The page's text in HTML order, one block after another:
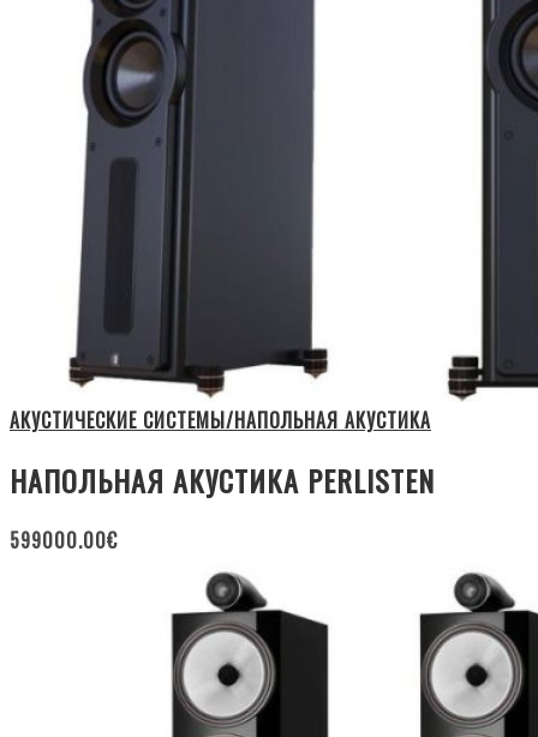
АКУСТИЧЕСКИЕ СИСТЕМЫ/НАПОЛЬНАЯ АКУСТИКА
НАПОЛЬНАЯ АКУСТИКА PERLISTEN
599000.00€